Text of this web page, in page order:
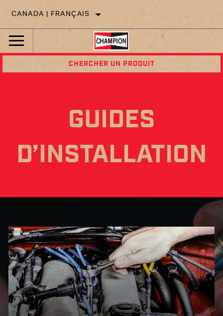
CANADA | FRANÇAIS
CHERCHER UN PRODUIT
GUIDES
D’INSTALLATION